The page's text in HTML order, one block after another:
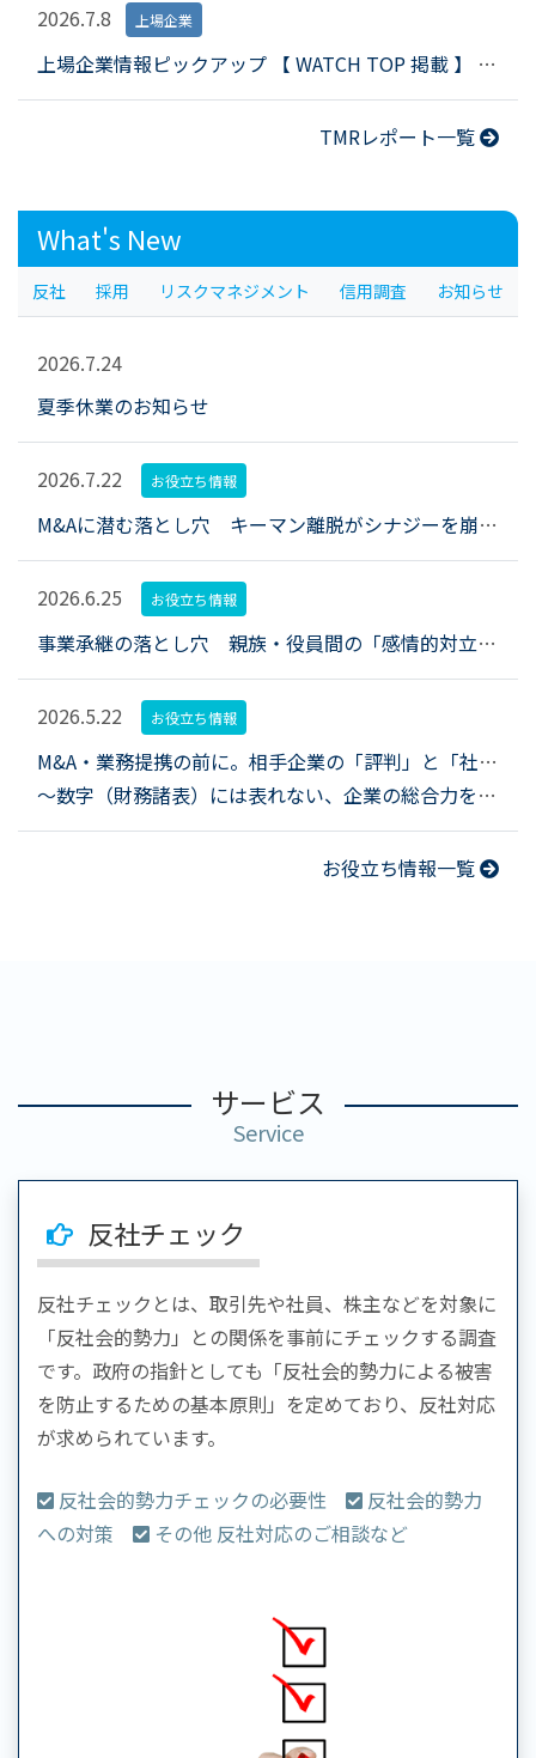
2026.7.8 上場企業
上場企業情報ピックアップ 【 WATCH TOP 掲載 】 （令和８年６月２９日配信）
TMRレポート一覧
What's New
反社 採用 リスクマネジメント 信用調査 お知らせ
2026.7.24
夏季休業のお知らせ
2026.7.22 お役立ち情報
M&Aに潜む落とし穴 キーマン離脱がシナジーを崩すとき、企業はどう備えるべきか？
2026.6.25 お役立ち情報
事業承継の落とし穴 親族・役員間の「感情的対立」を未然に防ぐための調査と対話
2026.5.22 お役立ち情報
M&A・業務提携の前に。相手企業の「評判」と「社風」を調査する意義
～数字（財務諸表）には表れない、企業の総合力をどう探るか～
お役立ち情報一覧
サービス
Service
反社チェック
反社チェックとは、取引先や社員、株主などを対象に
「反社会的勢力」との関係を事前にチェックする調査
です。政府の指針としても「反社会的勢力による被害
を防止するための基本原則」を定めており、反社対応
が求められています。
反社会的勢力チェックの必要性
反社会的勢力
への対策
その他 反社対応のご相談など